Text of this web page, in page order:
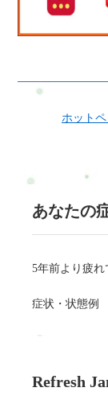
ホット
あなたの
5年前より疲
症状・状態例
Refresh